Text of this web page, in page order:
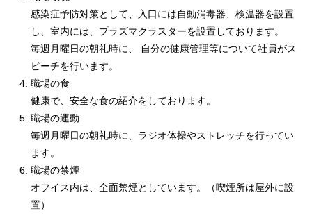
感染症予防対策として、入口には自動消毒器、検温器を設置
し、室内には、プラズマクラスターを設置しております。
毎週月曜日の朝礼時に、 自分の健康管理等について社員がス
ピーチを行います。
職場の食
健康で、安全な食の紹介をしております。
職場の運動
毎週月曜日の朝礼時に、ラジオ体操やストレッチを行ってい
ます。
職場の禁煙
オフイス内は、全面禁煙としています。（喫煙所は屋外に設
置）